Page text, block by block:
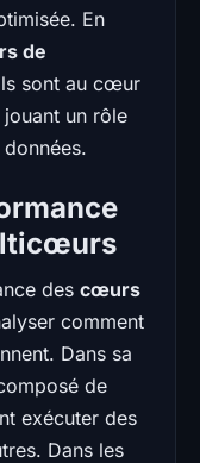
En
de
sont au cœur
jouant un rôle
des cœurs
comment
Dans sa
de
exécuter des
Dans les